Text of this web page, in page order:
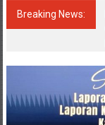
Breaking News: